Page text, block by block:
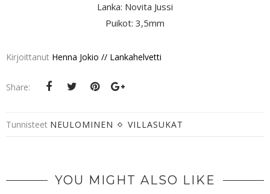
Lanka: Novita Jussi
Puikot: 3,5mm
Kirjoittanut Henna Jokio // Lankahelvetti
Share:
Tunnisteet NEULOMINEN VILLASUKAT
YOU MIGHT ALSO LIKE